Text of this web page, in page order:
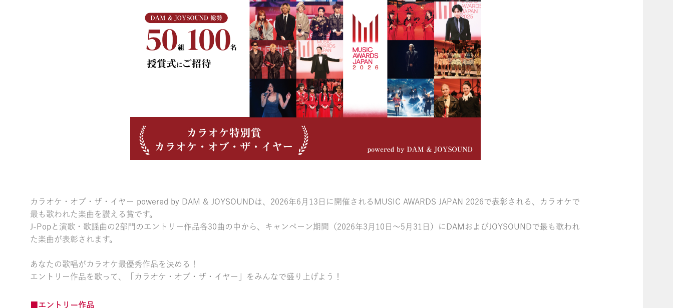
カラオケ・オブ・ザ・イヤー powered by DAM & JOYSOUNDは、2026年6月13日に開催されるMUSIC AWARDS JAPAN 2026で表彰される、カラオケで
最も歌われた楽曲を讃える賞です。
J-Popと演歌・歌謡曲の2部門のエントリー作品各30曲の中から、キャンペーン期間（2026年3月10日～5月31日）にDAMおよびJOYSOUNDで最も歌われ
た楽曲が表彰されます。
あなたの歌唱がカラオケ最優秀作品を決める！
エントリー作品を歌って、「カラオケ・オブ・ザ・イヤー」をみんなで盛り上げよう！
■エントリー作品